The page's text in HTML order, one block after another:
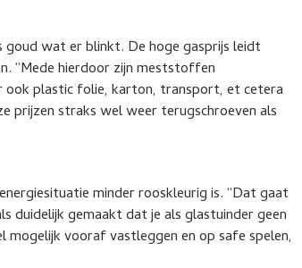
goud wat er blinkt. De hoge gasprijs leidt
“Mede hierdoor zijn meststoffen
plastic folie, karton, transport, et cetera
prijzen straks wel weer terugschroeven als
minder rooskleurig is. “Dat gaat
duidelijk gemaakt dat je als glastuinder geen
mogelijk vooraf vastleggen en op safe spelen,